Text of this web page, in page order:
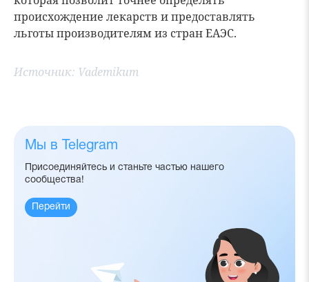
происхождение лекарств и предоставлять
льготы производителям из стран ЕАЭС.
Источник: Vademikum
Мы в Telegram
Присоединяйтесь и станьте частью нашего
сообщества!
Перейти